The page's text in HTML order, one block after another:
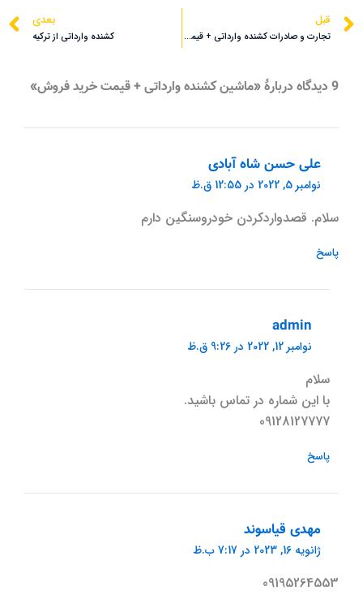
قبلی
قبل
تجارت و صادرات کشنده وارداتی + قیمت خرید و فروش روز
بعدی
کشنده وارداتی از ترکیه
9 دیدگاه دربارهٔ «ماشین کشنده وارداتی + قیمت خرید فروش»
علی حسن شاه آبادی
نوامبر 5, 2022 در 12:55 ق.ظ
سلام. قصدواردکردن خودروسنگین دارم
پاسخ
admin
نوامبر 12, 2022 در 9:26 ق.ظ
سلام
با این شماره در تماس باشید.
09128127777
پاسخ
مهدی قیاسوند
ژانویه 16, 2023 در 7:17 ب.ظ
09195264553